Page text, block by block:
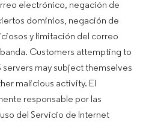
electrónico, negación de
dominios, negación de
y limitación del correo
Customers attempting to
servers may subject themselves
malicious activity. El
responsable por las
del Servicio de Internet